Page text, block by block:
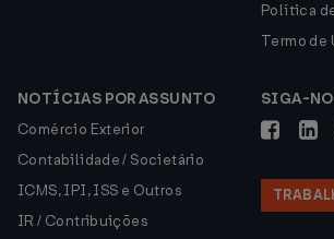
Política
Termo de
NOTÍCIAS POR ASSUNTO
Comércio Exterior
Contabilidade / Societário
ICMS, IPI, ISS e Outros
IR / Contribuições
SIGA-